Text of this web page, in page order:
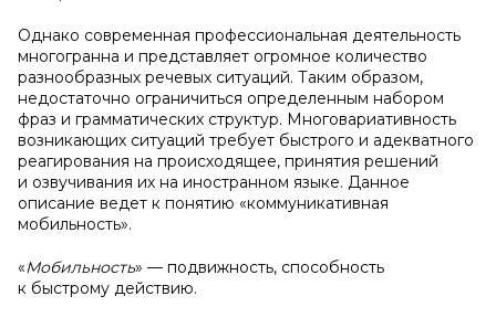
Однако современная профессиональная деятельность
многогранна и представляет огромное количество
разнообразных речевых ситуаций. Таким образом,
недостаточно ограничиться определенным набором
фраз и грамматических структур. Многовариативность
возникающих ситуаций требует быстрого и адекватного
реагирования на происходящее, принятия решений
и озвучивания их на иностранном языке. Данное
описание ведет к понятию «коммуникативная
мобильность».
«Мобильность» — подвижность, способность
к быстрому действию.